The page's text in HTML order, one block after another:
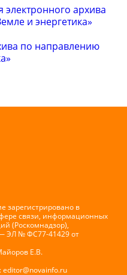
архива
и энергетика»
по направлению
зарегистрировано в
связи, информационных
(Роскомнадзор),
ЭЛ № ФС77-41429 от
Е.В.
editor@novainfo.ru